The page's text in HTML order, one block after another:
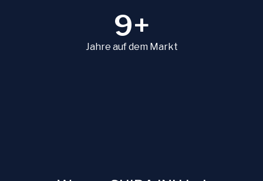
9+
Jahre auf dem Markt